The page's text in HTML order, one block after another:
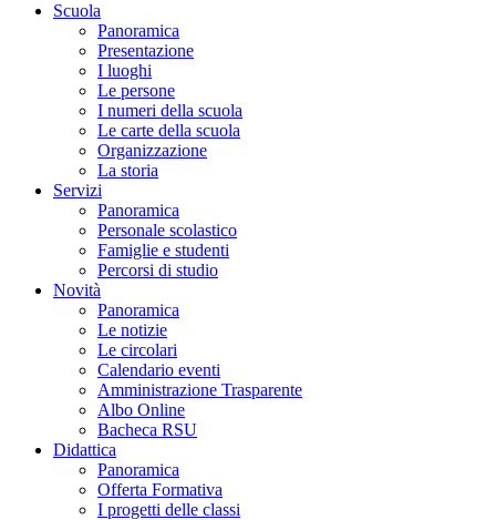
Scuola
Panoramica
Presentazione
I luoghi
Le persone
I numeri della scuola
Le carte della scuola
Organizzazione
La storia
Servizi
Panoramica
Personale scolastico
Famiglie e studenti
Percorsi di studio
Novità
Panoramica
Le notizie
Le circolari
Calendario eventi
Amministrazione Trasparente
Albo Online
Bacheca RSU
Didattica
Panoramica
Offerta Formativa
I progetti delle classi